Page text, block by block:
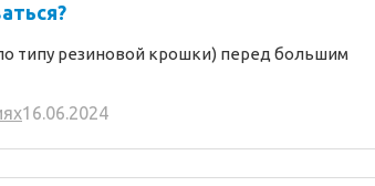
типу резиновой крошки) перед большим
16.06.2024